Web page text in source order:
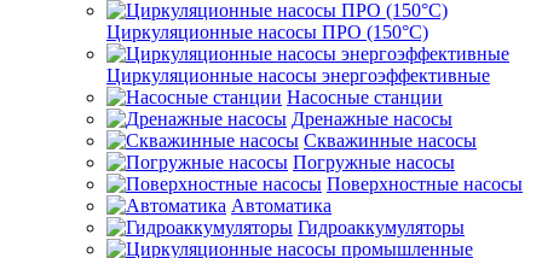
Циркуляционные насосы ПРО (150°C)
Циркуляционные насосы энергоэффективные
Насосные станции
Дренажные насосы
Скважинные насосы
Погружные насосы
Поверхностные насосы
Автоматика
Гидроаккумуляторы